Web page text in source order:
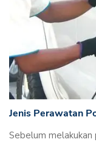
Jenis Perawatan
Sebelum